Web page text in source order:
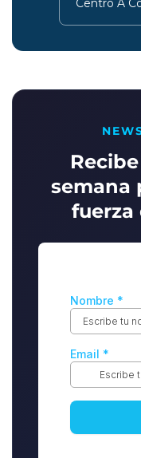
Centro A
semana
fuerza